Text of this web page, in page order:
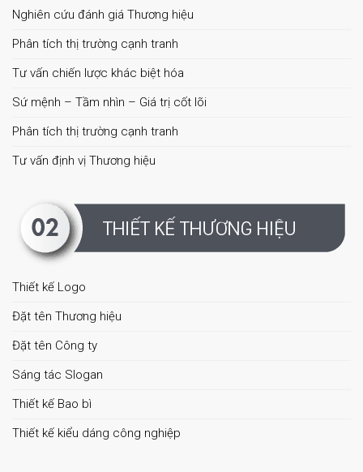
Nghiên cứu đánh giá Thương hiệu
Phân tích thị trường cạnh tranh
Tư vấn chiến lược khác biệt hóa
Sứ mệnh – Tầm nhìn – Giá trị cốt lõi
Phân tích thị trường cạnh tranh
Tư vấn định vị Thương hiệu
Thiết kế Logo
Đặt tên Thương hiệu
Đặt tên Công ty
Sáng tác Slogan
Thiết kế Bao bì
Thiết kế kiểu dáng công nghiệp